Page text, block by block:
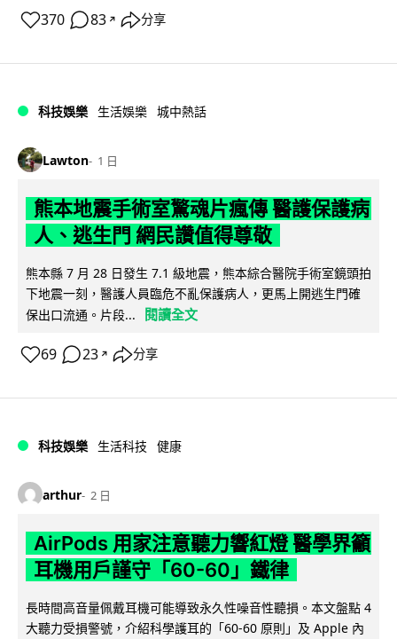
370 83 ↗ 分享
科技娛樂 生活娛樂 城中熱話
Lawton 1 日
熊本地震手術室驚魂片瘋傳 醫護保護病
人、逃生門 網民讚值得尊敬
熊本縣 7 月 28 日發生 7.1 級地震，熊本綜合醫院手術室鏡頭拍
下地震一刻，醫護人員臨危不亂保護病人，更馬上開逃生門確
保出口流通。片段...
閱讀全文
69 23 ↗ 分享
科技娛樂 生活科技 健康
arthur 2 日
AirPods 用家注意聽力響紅燈 醫學界籲
耳機用戶謹守「60-60」鐵律
長時間高音量佩戴耳機可能導致永久性噪音性聽損。本文盤點 4
大聽力受損警號，介紹科學護耳的「60-60 原則」及 Apple 內